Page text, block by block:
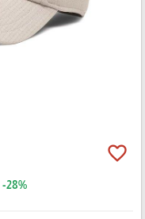
favorite_border
-28%